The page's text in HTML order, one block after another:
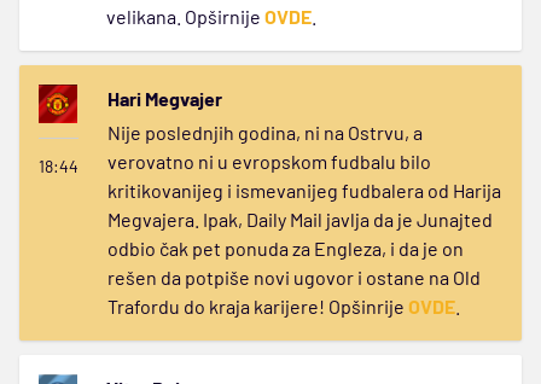
velikana. Opširnije OVDE
18:44
Hari Megvajer
Nije poslednjih godina, ni na Ostrvu, a
verovatno ni u evropskom fudbalu bilo
kritikovanijeg i ismevanijeg fudbalera od Harija
Megvajera. Ipak, Daily Mail javlja da je Junajted
odbio čak pet ponuda za Engleza, i da je on
rešen da potpiše novi ugovor i ostane na Old
Trafordu do kraja karijere! Opšinrije OVDE